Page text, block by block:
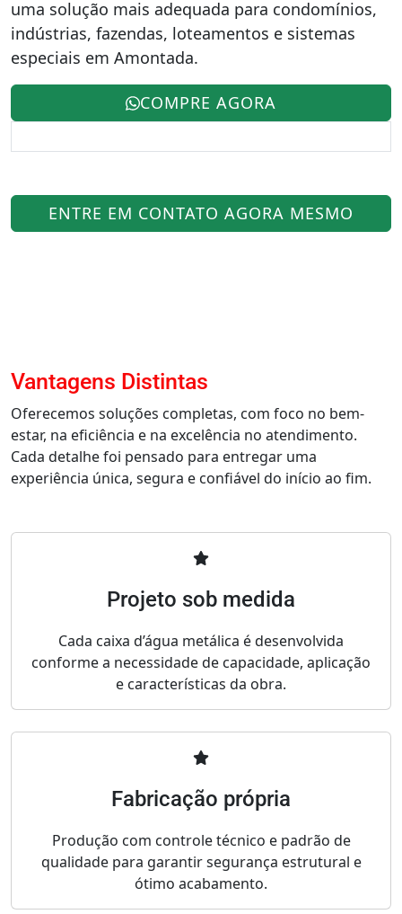
uma solução mais adequada para condomínios,
indústrias, fazendas, loteamentos e sistemas
especiais em Amontada.
COMPRE AGORA
ENTRE EM CONTATO AGORA MESMO
Vantagens Distintas
Oferecemos soluções completas, com foco no bem-
estar, na eficiência e na excelência no atendimento.
Cada detalhe foi pensado para entregar uma
experiência única, segura e confiável do início ao fim.
Projeto sob medida
Cada caixa d’água metálica é desenvolvida
conforme a necessidade de capacidade, aplicação
e características da obra.
Fabricação própria
Produção com controle técnico e padrão de
qualidade para garantir segurança estrutural e
ótimo acabamento.